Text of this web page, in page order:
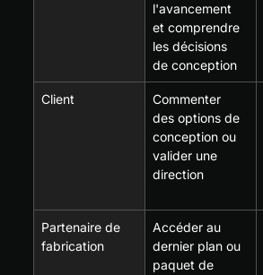
l'avancement
et comprendre
les décisions
de conception
Client
Commenter
des options de
conception ou
valider une
direction
Partenaire de
fabrication
Accéder au
dernier plan ou
paquet de